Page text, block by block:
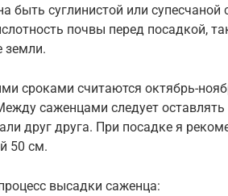
быть суглинистой или супесчаной
почвы перед посадкой,
земли.
сроками считаются октябрь-
саженцами следует
друг друга. При посадке я
50 см.
высадки саженца: